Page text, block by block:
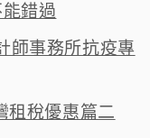
錯過
師事務所抗疫專
租稅優惠篇二